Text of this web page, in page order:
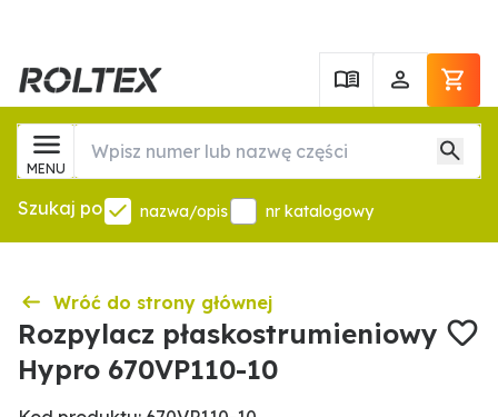
MENU
Szukaj po nazwa/opis nr katalogowy
Wróć do strony głównej
Rozpylacz płaskostrumieniowy
Hypro 670VP110-10